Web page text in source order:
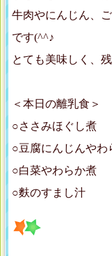
牛肉やにんじん、
です(^^♪
とても美味しく、
＜本日の離乳食＞
○ささみほぐし煮
○豆腐にんじんやわ
○白菜やわらか煮
○麩のすまし汁